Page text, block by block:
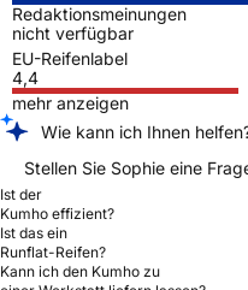
Redaktionsmeinungen
nicht verfügbar
EU-Reifenlabel
4,4
mehr anzeigen
Wie kann ich Ihnen
Stellen Sie Sophie eine
Ist der
Kumho effizient?
Ist das ein
Runflat-Reifen?
Kann ich den Kumho zu